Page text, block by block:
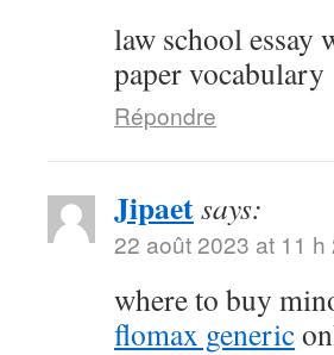
law school essay
paper vocabulary
Répondre
Jipaetsays:
22 août 2023 at 11 h
where to buy
flomax generic